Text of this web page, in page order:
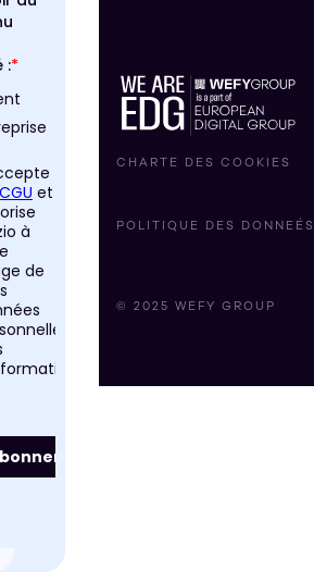
© 2025 WEFY GROUP
CHARTE DES COOKIES
POLITIQUE DES DONNEÉS